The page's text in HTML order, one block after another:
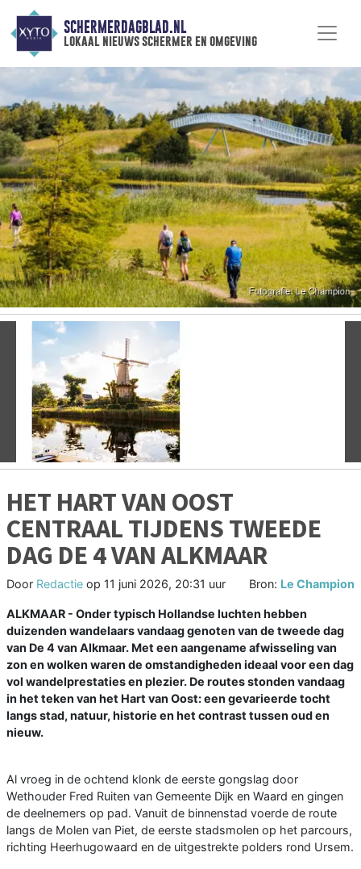
SCHERMERDAGBLAD.NL
lokaal nieuws schermer en omgeving
Vorige
HET HART VAN OOST
CENTRAAL TIJDENS TWEEDE
DAG DE 4 VAN ALKMAAR
Door Redactie op 11 juni 2026, 20:31 uur Bron: Le Champion
ALKMAAR - Onder typisch Hollandse luchten hebben
duizenden wandelaars vandaag genoten van de tweede dag
van De 4 van Alkmaar. Met een aangename afwisseling van
zon en wolken waren de omstandigheden ideaal voor een dag
vol wandelprestaties en plezier. De routes stonden vandaag
in het teken van het Hart van Oost: een gevarieerde tocht
langs stad, natuur, historie en het contrast tussen oud en
nieuw.
Al vroeg in de ochtend klonk de eerste gongslag door
Wethouder Fred Ruiten van Gemeente Dijk en Waard en gingen
de deelnemers op pad. Vanuit de binnenstad voerde de route
langs de Molen van Piet, de eerste stadsmolen op het parcours,
richting Heerhugowaard en de uitgestrekte polders rond Ursem.